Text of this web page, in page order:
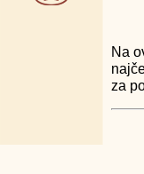
Na
za